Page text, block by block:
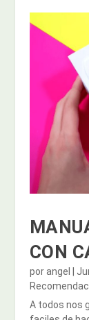
CON
porangel
A todos nos